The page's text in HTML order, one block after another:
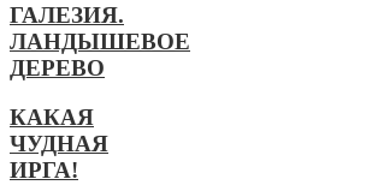
ГАЛЕЗИЯ.
ЛАНДЫШЕВОЕ
ДЕРЕВО
КАКАЯ
ЧУДНАЯ
ИРГА!